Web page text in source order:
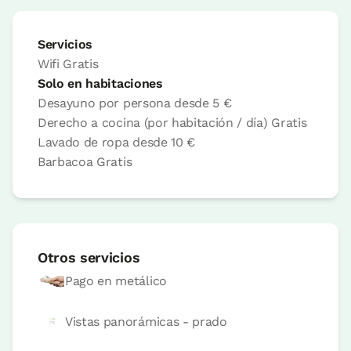
Habitación doble
Habitación - 1 cama doble
Baño: 1 baño
Precio habitación desde
Servicios
Wifi Gratis
Solo en habitaciones
Desayuno por persona desde 5 €
Derecho a cocina (por habitación / día) Gratis
Lavado de ropa desde10 €
Barbacoa Gratis
Otros servicios
Pago en metálico
Vistas panorámicas - prado